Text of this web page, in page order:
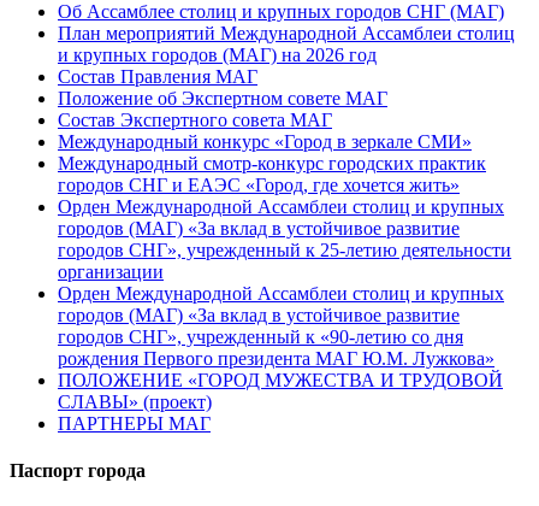
Об Ассамблее столиц и крупных городов СНГ (МАГ)
План мероприятий Международной Ассамблеи столиц
и крупных городов (МАГ) на 2026 год
Состав Правления МАГ
Положение об Экспертном совете МАГ
Состав Экспертного совета МАГ
Международный конкурс «Город в зеркале СМИ»
Международный смотр-конкурс городских практик
городов СНГ и ЕАЭС «Город, где хочется жить»
Орден Международной Ассамблеи столиц и крупных
городов (МАГ) «За вклад в устойчивое развитие
городов СНГ», учрежденный к 25-летию деятельности
организации
Орден Международной Ассамблеи столиц и крупных
городов (МАГ) «За вклад в устойчивое развитие
городов СНГ», учрежденный к «90-летию со дня
рождения Первого президента МАГ Ю.М. Лужкова»
ПОЛОЖЕНИЕ «ГОРОД МУЖЕСТВА И ТРУДОВОЙ
СЛАВЫ» (проект)
ПАРТНЕРЫ МАГ
Паспорт города